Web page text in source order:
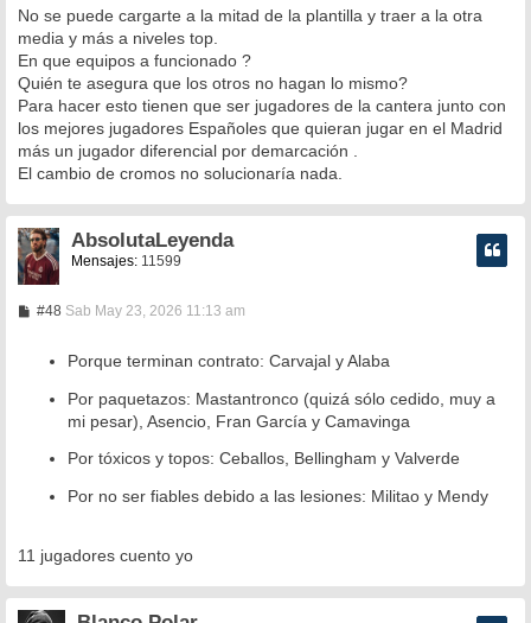
n
s
a
j
No se puede cargarte a la mitad de la plantilla y traer a la otra
media y más a niveles top.
En que equipos a funcionado ?
Quién te asegura que los otros no hagan lo mismo?
Para hacer esto tienen que ser jugadores de la cantera junto con
los mejores jugadores Españoles que quieran jugar en el Madrid
más un jugador diferencial por demarcación .
El cambio de cromos no solucionaría nada.
AbsolutaLeyenda
Mensajes: 11599
#48MSab May 23, 2026 11:13 am
Porque terminan contrato: Carvajal y Alaba
Por paquetazos: Mastantronco (quizá sólo cedido, muy a
mi pesar), Asencio, Fran García y Camavinga
Por tóxicos y topos: Ceballos, Bellingham y Valverde
Por no ser fiables debido a las lesiones: Militao y Mendy
11 jugadores cuento yo